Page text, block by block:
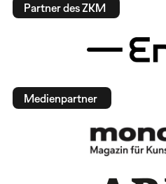
Partner des ZKM
Medienpartner